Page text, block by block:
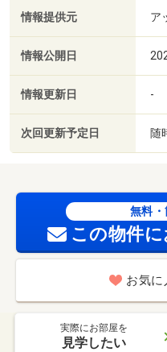
情報提供元 ア
情報公開日
情報更新日 -
次回更新予定日 随
無料・
この物件
お気に
実際にお部屋を
見学したい